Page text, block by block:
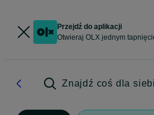
Przejdź do aplikacji
Otwieraj OLX jednym
Znajdź coś dla